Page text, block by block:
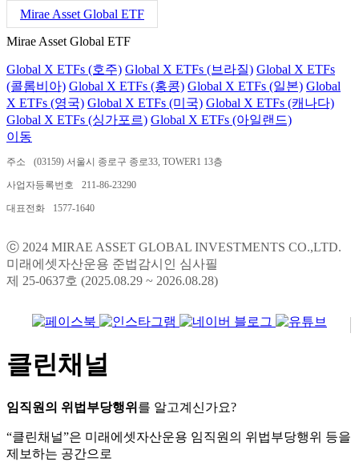
Mirae Asset Global ETF
Mirae Asset Global ETF
Global X ETFs (호주) Global X ETFs (브라질) Global X ETFs
(콜롬비아) Global X ETFs (홍콩) Global X ETFs (일본) Global
X ETFs (영국) Global X ETFs (미국) Global X ETFs (캐나다)
Global X ETFs (싱가포르) Global X ETFs (아일랜드)
이동
주소 (03159) 서울시 종로구 종로33, TOWER1 13층
사업자등록번호 211-86-23290
대표전화 1577-1640
ⓒ 2024 MIRAE ASSET GLOBAL INVESTMENTS CO.,LTD.
미래에셋자산운용 준법감시인 심사필
제 25-0637호 (2025.08.29 ~ 2026.08.28)
클린채널
임직원의 위법부당행위 를 알고계신가요?
“클린채널”은 미래에셋자산운용 임직원의 위법부당행위 등을
제보하는 공간으로